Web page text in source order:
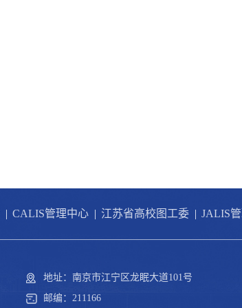
| CALIS管理中心 | 江苏省高校图工委 | JALIS
地址：南京市江宁区龙眠大道101号
邮编：211166